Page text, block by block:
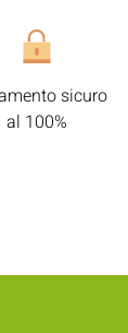
sicuro
al 100%